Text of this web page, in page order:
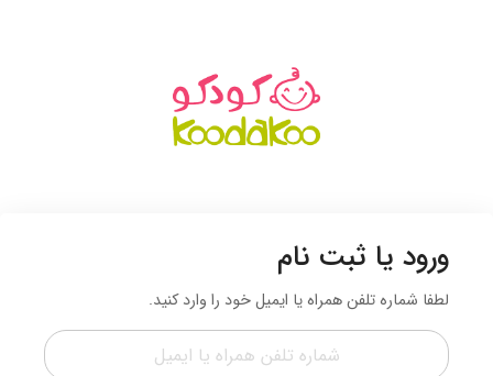
ورود یا ثبت نام
لطفا شماره تلفن همراه یا ایمیل خود را وارد کنید.